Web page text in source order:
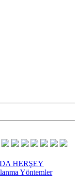
HERŞEY
Yöntemler